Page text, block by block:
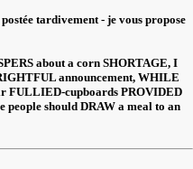
tardivement - je vous propose
about a corn SHORTAGE, I
announcement, WHILE
FULLIED-cupboards PROVIDED
people should DRAW a meal to an